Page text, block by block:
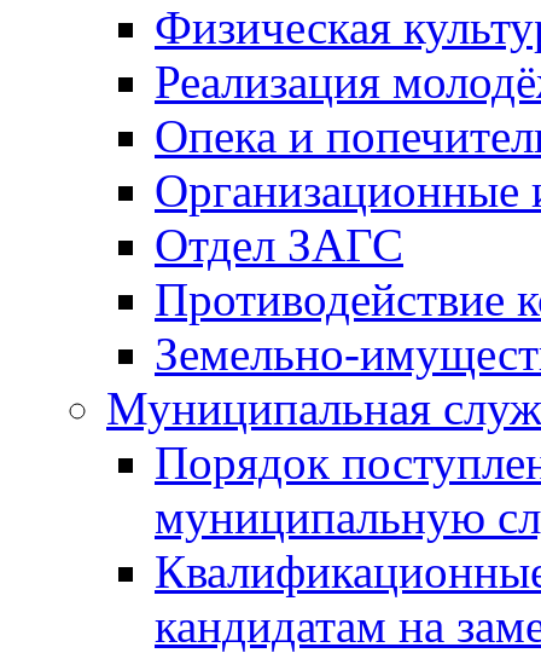
Физическая
Реализация
Опека и
Отдел ЗАГС
Противодействие
Земельно-
Муниципальная
Порядок
муниципальную
кандидатам на